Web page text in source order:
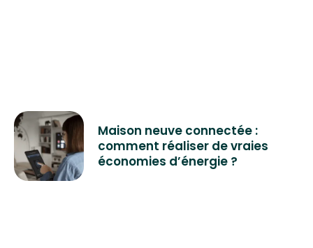
Maison neuve connectée :
comment réaliser de vraies
économies d’énergie ?